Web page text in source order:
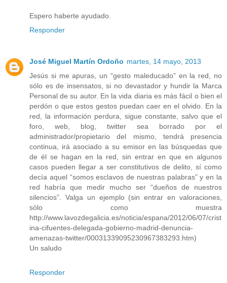
Espero haberte ayudado.
Responder
José Miguel Martín Ordoño martes, 14 mayo, 2013
Jesús si me apuras, un “gesto maleducado” en la red, no
sólo es de insensatos, si no devastador y hundir la Marca
Personal de su autor. En la vida diaria es más fácil o bien el
perdón o que estos gestos puedan caer en el olvido. En la
red, la información perdura, sigue constante, salvo que el
foro, web, blog, twitter sea borrado por el
administrador/propietario del mismo, tendrá presencia
continua, irá asociado a su emisor en las búsquedas que
de él se hagan en la red, sin entrar en que en algunos
casos pueden llegar a ser constitutivos de delito, sí como
decía aquel “somos esclavos de nuestras palabras” y en la
red habría que medir mucho ser “dueños de nuestros
silencios”. Valga un ejemplo (sin entrar en valoraciones,
sólo como muestra
http://www.lavozdegalicia.es/noticia/espana/2012/06/07/crist
ina-cifuentes-delegada-gobierno-madrid-denuncia-
amenazas-twitter/00031339095230967383293.htm)
Un saludo
Responder